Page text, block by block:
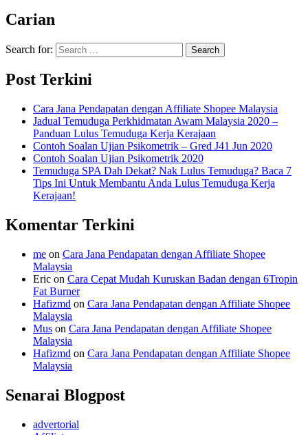
Carian
Search for:
Post Terkini
Cara Jana Pendapatan dengan Affiliate Shopee Malaysia
Jadual Temuduga Perkhidmatan Awam Malaysia 2020 –
Panduan Lulus Temuduga Kerja Kerajaan
Contoh Soalan Ujian Psikometrik – Gred J41 Jun 2020
Contoh Soalan Ujian Psikometrik 2020
Temuduga SPA Dah Dekat? Nak Lulus Temuduga? Baca 7
Tips Ini Untuk Membantu Anda Lulus Temuduga Kerja
Kerajaan!
Komentar Terkini
me on Cara Jana Pendapatan dengan Affiliate Shopee
Malaysia
Eric on Cara Cepat Mudah Kuruskan Badan dengan 6Tropin
Fat Burner
Hafizmd on Cara Jana Pendapatan dengan Affiliate Shopee
Malaysia
Mus on Cara Jana Pendapatan dengan Affiliate Shopee
Malaysia
Hafizmd on Cara Jana Pendapatan dengan Affiliate Shopee
Malaysia
Senarai Blogpost
advertorial